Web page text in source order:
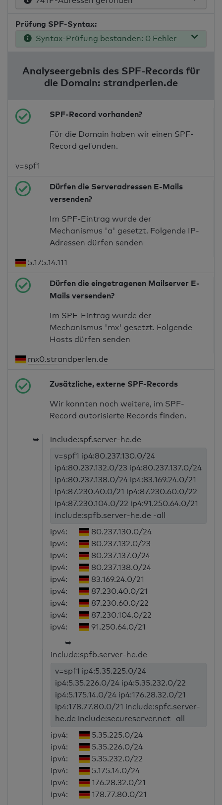
Prüfung SPF-Syntax:
Syntax-Prüfung bestanden: 0 Fehler
Analyseergebnis des SPF-Records für
die Domain: strandperlen.de
SPF-Record vorhanden?
Für die Domain haben wir einen SPF-
Record gefunden.
v=spf1
Dürfen die Serveradressen E-Mails
versenden?
Im SPF-Eintrag wurde der
Mechanismus 'a' gesetzt. Folgende IP-
Adressen dürfen senden
5.175.14.111
Dürfen die eingetragenen Mailserver E-
Mails versenden?
Im SPF-Eintrag wurde der
Mechanismus 'mx' gesetzt. Folgende
Hosts dürfen senden
mx0.strandperlen.de
Zusätzliche, externe SPF-Records
Wir konnten noch weitere, im SPF-
Record autorisierte Records finden.
➥
include:spf.server-he.de
v=spf1 ip4:80.237.130.0/24
ip4:80.237.132.0/23 ip4:80.237.137.0/24
ip4:80.237.138.0/24 ip4:83.169.24.0/21
ip4:87.230.40.0/21 ip4:87.230.60.0/22
ip4:87.230.104.0/22 ip4:91.250.64.0/21
include:spfb.server-he.de -all
ipv4:
80.237.130.0/24
ipv4:
80.237.132.0/23
ipv4:
80.237.137.0/24
ipv4:
80.237.138.0/24
ipv4:
83.169.24.0/21
ipv4:
87.230.40.0/21
ipv4:
87.230.60.0/22
ipv4:
87.230.104.0/22
ipv4:
91.250.64.0/21
➥
include:spfb.server-he.de
v=spf1 ip4:5.35.225.0/24
ip4:5.35.226.0/24 ip4:5.35.232.0/22
ip4:5.175.14.0/24 ip4:176.28.32.0/21
ip4:178.77.80.0/21 include:spfc.server-
he.de include:secureserver.net -all
ipv4:
5.35.225.0/24
ipv4:
5.35.226.0/24
ipv4:
5.35.232.0/22
ipv4:
5.175.14.0/24
ipv4:
176.28.32.0/21
ipv4:
178.77.80.0/21